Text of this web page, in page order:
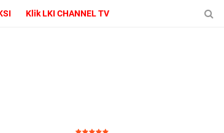
Klik LKI CHANNEL TV